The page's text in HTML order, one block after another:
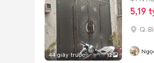
44 giây trước 12
5,19
Q.